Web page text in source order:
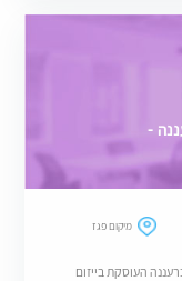
-
מיקום פגז
העוסקת בייזום